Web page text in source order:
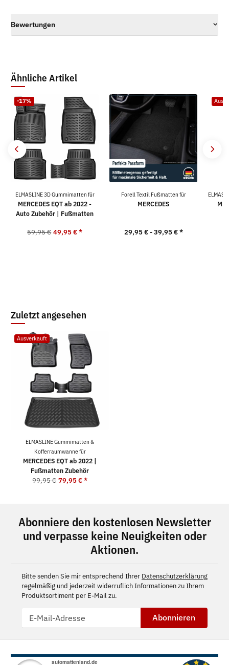
Bewertungen
Ähnliche Artikel
-17%
ELMASLINE 3D Gummimatten für
MERCEDES EQT ab 2022 -
Auto Zubehör | Fußmatten
59,95 € 49,95 €*
Forell Textil Fußmatten für
MERCEDES
29,95 € -39,95 €*
Zuletzt angesehen
Ausverkauft
ELMASLINE Gummimatten &
Kofferraumwanne für
MERCEDES EQT ab 2022 |
Fußmatten Zubehör
99,95 € 79,95 €*
Abonniere den kostenlosen Newsletter
und verpasse keine Neuigkeiten oder
Aktionen.
Bitte senden Sie mir entsprechend Ihrer Datenschutzerklärung
regelmäßig und jederzeit widerruflich Informationen zu Ihrem
Produktsortiment per E-Mail zu.
Abonnieren